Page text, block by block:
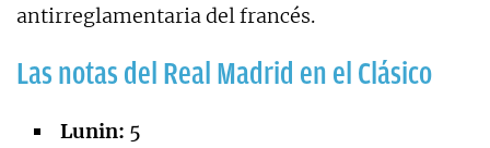
antirreglamentaria del francés.
Las notas del Real Madrid en el Clásico
Lunin: 5